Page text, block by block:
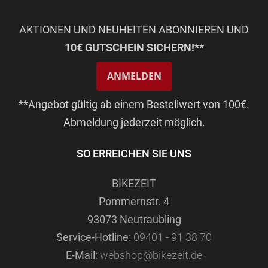
AKTIONEN UND NEUHEITEN ABONNIEREN UND
10€ GUTSCHEIN SICHERN!**
ANMELDEN
**Angebot gültig ab einem Bestellwert von 100€.
Abmeldung jederzeit möglich.
SO ERREICHEN SIE UNS
BIKEZEIT
Pommernstr. 4
93073 Neutraubling
Service-Hotline: 09401 - 91 38 70
E-Mail: webshop@bikezeit.de